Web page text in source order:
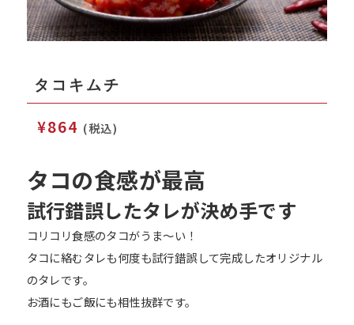
タコキムチ
¥864 (税込)
タコの食感が最高
試行錯誤したタレが決め手です
コリコリ食感のタコがうま～い！
タコに絡むタレも何度も試行錯誤して完成したオリジナル
のタレです。
お酒にもご飯にも相性抜群です。